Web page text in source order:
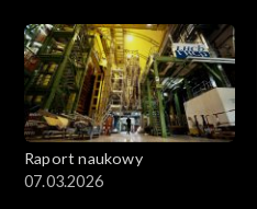
Raport naukowy
07.03.2026